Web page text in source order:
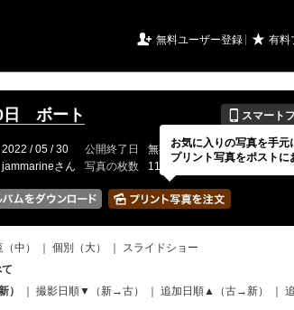
 無料ユーザー登録 ★ 有料
日 ボート 📱 スマート
2022 / 05 / 30 公開終了日 無期限 イベントの期
jammarineさん 写真の枚数 118 / 2000枚
中） 個別（大）
スライドショー
）
撮影日順▼（新→古） 追加日順▲（古→新）
お気に入りの写真を手元
プリント写真をポストに